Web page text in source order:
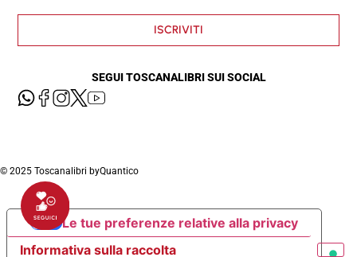
ISCRIVITI
SEGUI TOSCANALIBRI SUI SOCIAL
© 2025 Toscanalibri byQuantico
Informativa sulla raccolta
Le tue preferenze relative alla privacy